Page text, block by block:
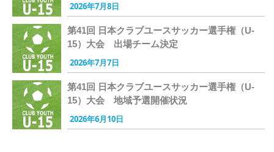
2026年7月8日
第41回 日本クラブユースサッカー選手権（U-
15）大会 出場チーム決定
2026年7月7日
第41回 日本クラブユースサッカー選手権（U-
15）大会 地域予選開催状況
2026年6月10日